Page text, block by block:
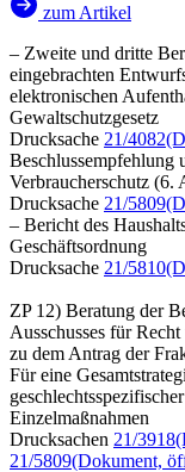
zum Artikel
– Zweite und dritte
eingebrachten
elektronischen
Gewaltschutzgesetz
Drucksache 21/4082
Beschlussempfehlung
Verbraucherschutz (6.
Drucksache 21/5809
– Bericht des
Geschäftsordnung
Drucksache 21/5810
ZP 12) Beratung der
Ausschusses für
zu dem Antrag der
Für eine
Einzelmaßnahmen
Drucksachen 21/3918
21/5809(Dokument,